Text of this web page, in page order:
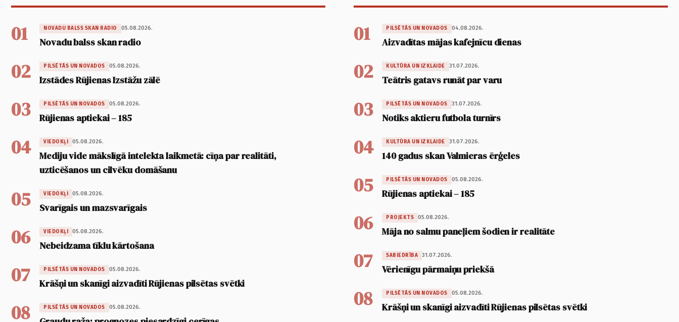
01 NOVADU BALSS SKAN RADIO 05.08.2026.
Novadu balss skan radio
02 PILSĒTĀS UN NOVADOS 05.08.2026.
Izstādes Rūjienas Izstāžu zālē
03 PILSĒTĀS UN NOVADOS 05.08.2026.
Rūjienas aptiekai – 185
04 VIEDOKĻI 05.08.2026.
Mediju vide mākslīgā intelekta laikmetā: cīņa par realitāti,
uzticēšanos un cilvēku domāšanu
05 VIEDOKĻI 05.08.2026.
Svarīgais un mazsvarīgais
06 VIEDOKĻI 05.08.2026.
Nebeidzama tīklu kārtošana
07 PILSĒTĀS UN NOVADOS 05.08.2026.
Krāšņi un skanīgi aizvadīti Rūjienas pilsētas svētki
08 PILSĒTĀS UN NOVADOS 05.08.2026.
01 PILSĒTĀS UN NOVADOS 04.08.2026.
Aizvadītas mājas kafejnīcu dienas
02 KULTŪRA UN IZKLAIDE 31.07.2026.
Teātris gatavs runāt par varu
03 PILSĒTĀS UN NOVADOS 31.07.2026.
Notiks aktieru futbola turnīrs
04 KULTŪRA UN IZKLAIDE 31.07.2026.
140 gadus skan Valmieras ērģeles
05 PILSĒTĀS UN NOVADOS 05.08.2026.
Rūjienas aptiekai – 185
06 PROJEKTS 05.08.2026.
Māja no salmu paneļiem šodien ir realitāte
07 SABIEDRĪBA 31.07.2026.
Vērienīgu pārmaiņu priekšā
08 PILSĒTĀS UN NOVADOS 05.08.2026.
Krāšņi un skanīgi aizvadīti Rūjienas pilsētas svētki